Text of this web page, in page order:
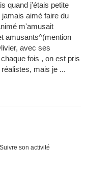
quand j'étais petite
aimé faire du
m'amusait
amusants^(mention
avec ses
fois , on est pris
mais je ...
Suivre son activité